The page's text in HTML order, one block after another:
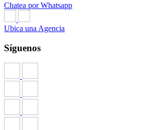
Chatea por Whatsapp
Ubica una Agencia
Síguenos